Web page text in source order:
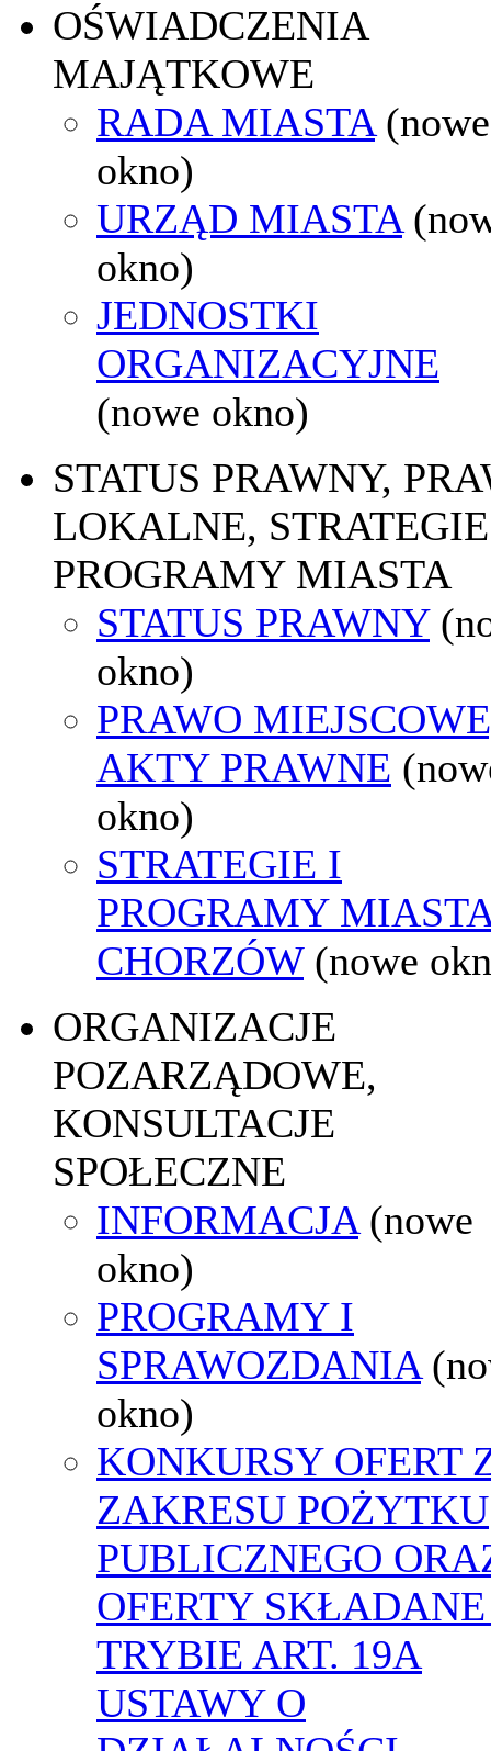
OŚWIADCZENIA
MAJĄTKOWE
RADA MIASTA (nowe
okno)
URZĄD MIASTA
okno)
JEDNOSTKI
ORGANIZACYJNE
(nowe okno)
STATUS PRAWNY,
LOKALNE,
PROGRAMY MIASTA
STATUS PRAWNY
okno)
PRAWO
AKTY PRAWNE
okno)
STRATEGIE I
PROGRAMY
CHORZÓW (nowe
ORGANIZACJE
POZARZĄDOWE,
KONSULTACJE
SPOŁECZNE
INFORMACJA (nowe
okno)
PROGRAMY I
SPRAWOZDANIA
okno)
KONKURSY OFERT
ZAKRESU POŻYTKU
PUBLICZNEGO
OFERTY
TRYBIE ART. 19A
USTAWY O